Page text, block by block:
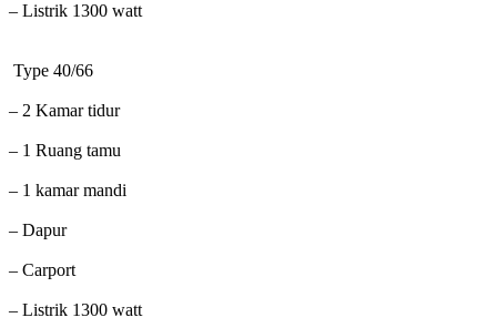
– Listrik 1300 watt
Type 40/66
– 2 Kamar tidur
– 1 Ruang tamu
– 1 kamar mandi
– Dapur
– Carport
– Listrik 1300 watt